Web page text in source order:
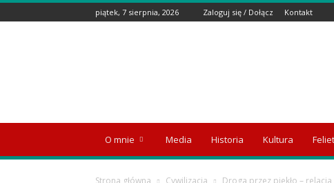
piątek, 7 sierpnia, 2026 Zaloguj się / Dołącz Kontakt
O mnie Media Historia Kultura
Strona główna Cywilizacja Droga przez piekło – relacja